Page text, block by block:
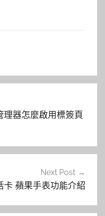
理器怎麼啟用標簽頁
Next Post
蘋果手表功能介紹